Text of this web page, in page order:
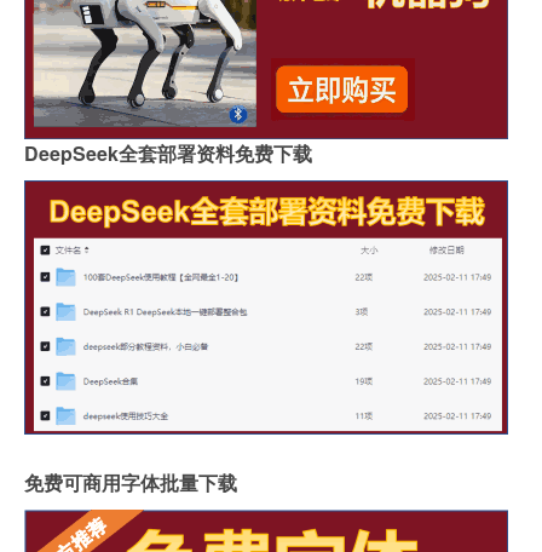
DeepSeek全套部署资料免费下载
免费可商用字体批量下载